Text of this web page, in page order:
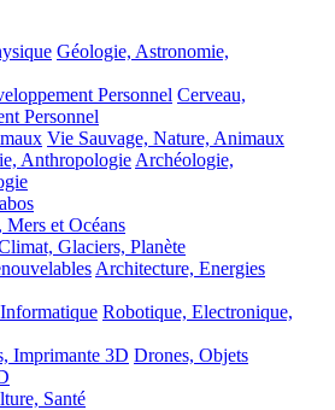
Géologie, Astronomie,
Personnel Cerveau,
Personnel
Vie Sauvage, Nature, Animaux
Anthropologie Archéologie,
Mers et Océans
Glaciers, Planète
Architecture, Energies
Robotique, Electronique,
Imprimante 3D Drones, Objets
Santé